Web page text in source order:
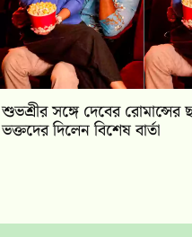
শুভশ্রীর সঙ্গে দেবের রোমান্সের
ভক্তদের দিলেন বিশেষ বার্তা